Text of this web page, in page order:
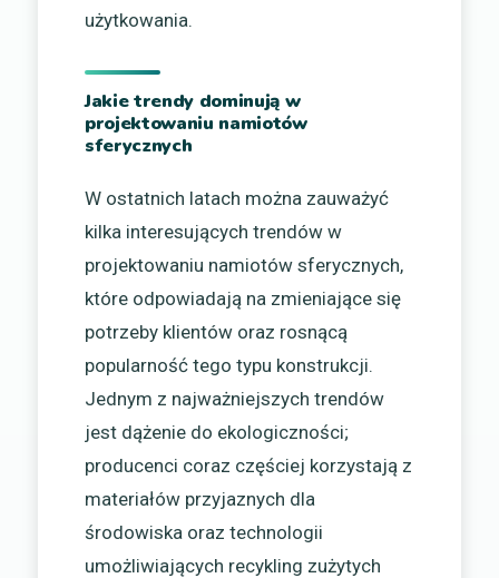
użytkowania.
Jakie trendy dominują w
projektowaniu namiotów
sferycznych
W ostatnich latach można zauważyć
kilka interesujących trendów w
projektowaniu namiotów sferycznych,
które odpowiadają na zmieniające się
potrzeby klientów oraz rosnącą
popularność tego typu konstrukcji.
Jednym z najważniejszych trendów
jest dążenie do ekologiczności;
producenci coraz częściej korzystają z
materiałów przyjaznych dla
środowiska oraz technologii
umożliwiających recykling zużytych